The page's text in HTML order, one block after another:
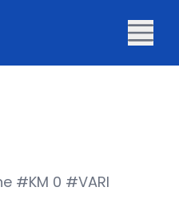
#KM 0 #VARI